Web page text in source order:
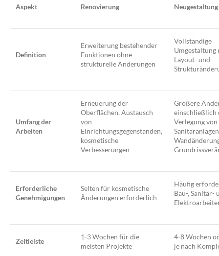
Aspekt Renovierung Neugestaltung
Definition
Erweiterung bestehender
Funktionen ohne
strukturelle Änderungen
Vollständige
Umgestaltung
Layout- und
Umfang der
Arbeiten
Erneuerung der
Oberflächen, Austausch
von
Einrichtungsgegenständen,
kosmetische
Verbesserungen
Größere
einschließlich
Verlegung von
Erforderliche
Genehmigungen
Selten für kosmetische
Änderungen erforderlich
Häufig
Bau-, Sanitär-
Zeitleiste
1-3 Wochen für die
meisten Projekte
4-8 Wochen
je nach